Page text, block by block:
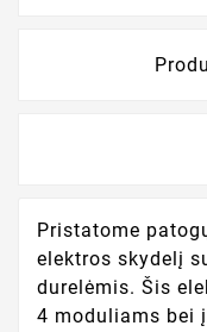
Pristatome
elektros skydelį
durelėmis. Šis
4 moduliams bei